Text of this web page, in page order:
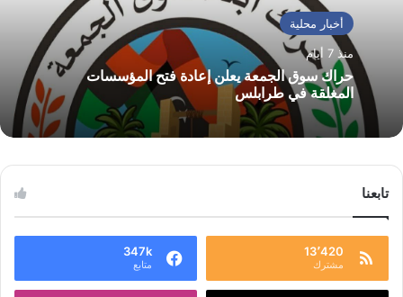
أخبار محلية
منذ 7 أيام
حراك سوق الجمعة يعلن إعادة فتح المؤسسات
المغلقة في طرابلس
تابعنا
13٬420
مشترك
347k
متابع